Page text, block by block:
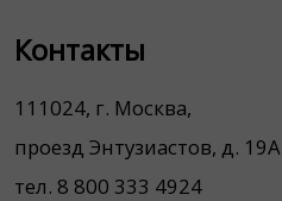
Контакты
111024, г. Москва,
проезд Энтузиастов, д. 19А
тел. 8 800 333 4924